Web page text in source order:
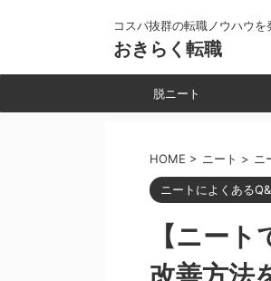
コスパ抜群の転職ノウハウを
おきらく転職
脱ニート
HOME > ニート > ニ
ニートによくある
【ニー